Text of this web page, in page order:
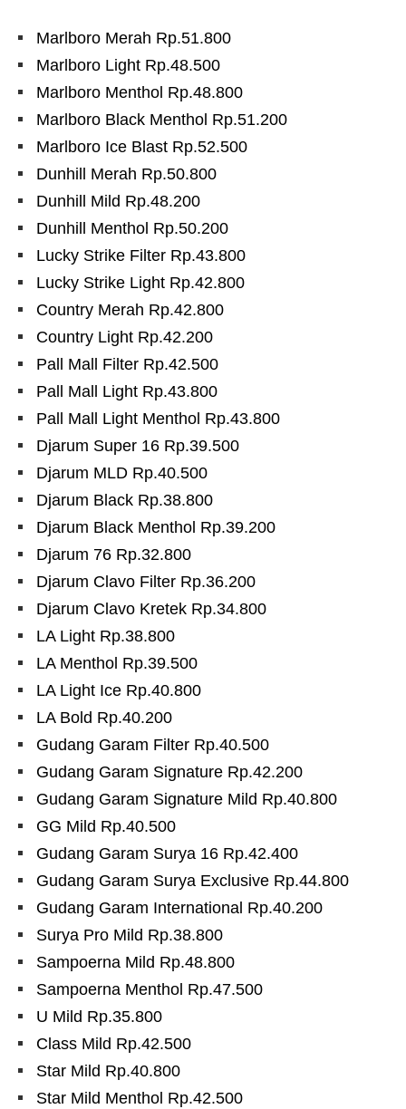
Marlboro Merah Rp.51.800
Marlboro Light Rp.48.500
Marlboro Menthol Rp.48.800
Marlboro Black Menthol Rp.51.200
Marlboro Ice Blast Rp.52.500
Dunhill Merah Rp.50.800
Dunhill Mild Rp.48.200
Dunhill Menthol Rp.50.200
Lucky Strike Filter Rp.43.800
Lucky Strike Light Rp.42.800
Country Merah Rp.42.800
Country Light Rp.42.200
Pall Mall Filter Rp.42.500
Pall Mall Light Rp.43.800
Pall Mall Light Menthol Rp.43.800
Djarum Super 16 Rp.39.500
Djarum MLD Rp.40.500
Djarum Black Rp.38.800
Djarum Black Menthol Rp.39.200
Djarum 76 Rp.32.800
Djarum Clavo Filter Rp.36.200
Djarum Clavo Kretek Rp.34.800
LA Light Rp.38.800
LA Menthol Rp.39.500
LA Light Ice Rp.40.800
LA Bold Rp.40.200
Gudang Garam Filter Rp.40.500
Gudang Garam Signature Rp.42.200
Gudang Garam Signature Mild Rp.40.800
GG Mild Rp.40.500
Gudang Garam Surya 16 Rp.42.400
Gudang Garam Surya Exclusive Rp.44.800
Gudang Garam International Rp.40.200
Surya Pro Mild Rp.38.800
Sampoerna Mild Rp.48.800
Sampoerna Menthol Rp.47.500
U Mild Rp.35.800
Class Mild Rp.42.500
Star Mild Rp.40.800
Star Mild Menthol Rp.42.500